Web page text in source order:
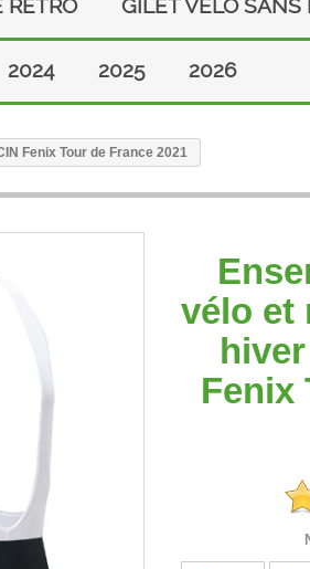
GILET VÉLO
2024 2025 2026
Fenix Tour de France 2021
vélo et
Fenix